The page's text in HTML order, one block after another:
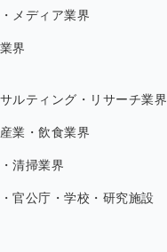
メディア業界
界
ルティング・リサーチ業界
業・飲食業界
清掃業界
官公庁・学校・研究施設